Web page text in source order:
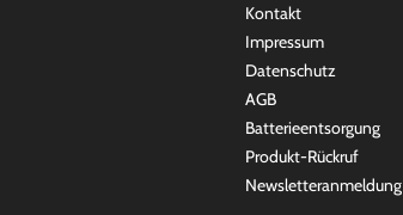
Kontakt
Impressum
Datenschutz
AGB
Batterieentsorgung
Produkt-Rückruf
Newsletteranmeldung